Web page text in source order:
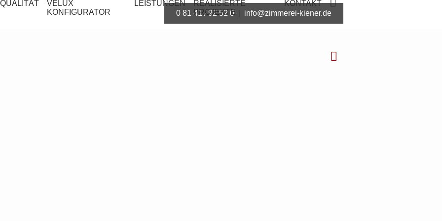
0 81 41 / 92 52 0| info@zimmerei-kiener.de
QUALITÄT
VELUX
KONFIGURATOR
LEISTUNGEN
REALISIERTE
PROJEKTE
KONTAKT